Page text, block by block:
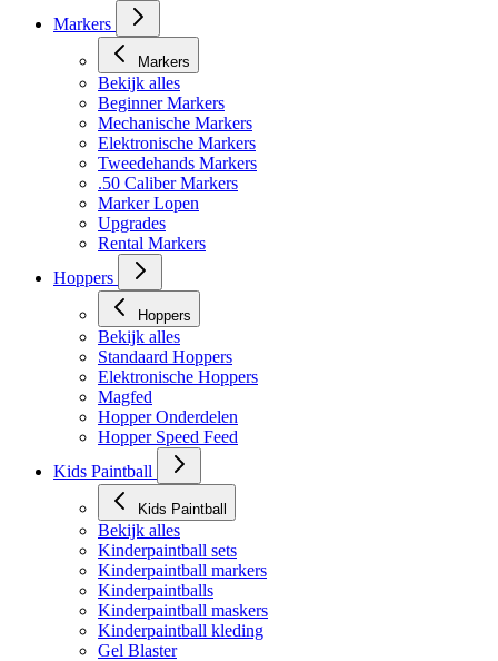
Markers
Markers
Bekijk alles
Beginner Markers
Mechanische Markers
Elektronische Markers
Tweedehands Markers
.50 Caliber Markers
Marker Lopen
Upgrades
Rental Markers
Hoppers
Hoppers
Bekijk alles
Standaard Hoppers
Elektronische Hoppers
Magfed
Hopper Onderdelen
Hopper Speed Feed
Kids Paintball
Kids Paintball
Bekijk alles
Kinderpaintball sets
Kinderpaintball markers
Kinderpaintballs
Kinderpaintball maskers
Kinderpaintball kleding
Gel Blaster